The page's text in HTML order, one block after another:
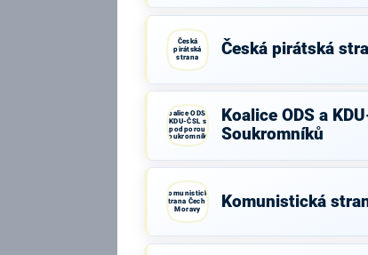
Česká
pirátská
strana
Česká pirátská
Koalice ODS a
KDU-ČSL s
podporou
Soukromníků
Koalice ODS a
Soukromníků
Komunistická
strana Čech a
Moravy
Komunistická